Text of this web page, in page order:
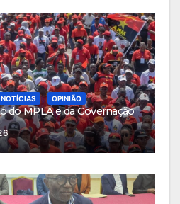
NOTÍCIAS OPINIÃO
do MPLA e da Governação